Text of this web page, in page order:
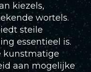
kiezels,
wortels.
steile
essentieel is.
kunstmatige
aan mogelijke